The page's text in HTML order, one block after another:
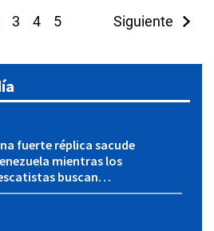
3 4 5 Siguiente
fuerte réplica sacude
mientras los
buscan